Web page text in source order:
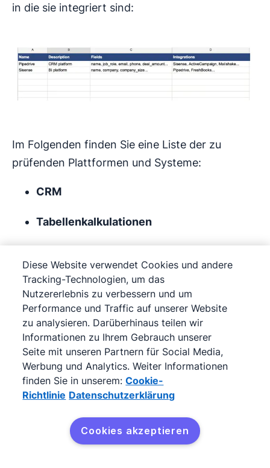
in die sie integriert sind:
Im Folgenden finden Sie eine Liste der zu
prüfenden Plattformen und Systeme:
CRM
Tabellenkalkulationen
Marketing-Automatisierung
Software für die Kundenbetreuung
Tools für die E-Mail-Erreichbarkeit
Chatbots und Nachrichtenübermittlung
Software für die Angebotserstellung
Nachverfolgung und Analytik
Diese Website verwendet Cookies und andere
Tracking-Technologien, um das
Nutzererlebnis zu verbessern und um
Performance und Traffic auf unserer Website
zu analysieren. Darüberhinaus teilen wir
Informationen zu Ihrem Gebrauch unserer
Seite mit unseren Partnern für Social Media,
Werbung und Analytics. Weiter Informationen
finden Sie in unserem: Cookie-
Richtlinie Datenschutzerklärung
Cookies akzeptieren